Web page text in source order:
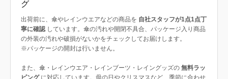
グ
出荷前に、傘やレインウエアなどの商品を 自社スタッフが1点1点丁
寧に確認 しています。傘の汚れや開閉不具合、パッケージ入り商品
の外装の汚れや破損がないかをチェックしてお届けします。
※パッケージの開封は行いません。
また、傘・レインウエア・レインブーツ・レイングッズの 無料ラッ
ピングに対応しています。母の日やクリスマスなど、季節に合わせ